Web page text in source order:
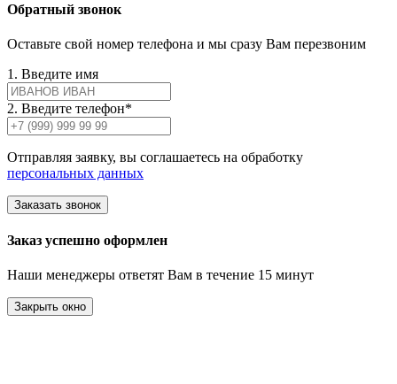
Обратный звонок
Оставьте свой номер телефона и мы сразу Вам перезвоним
1. Введите имя
2. Введите телефон*
Отправляя заявку, вы соглашаетесь на обработку
персональных данных
Заказать звонок
Заказ успешно оформлен
Наши менеджеры ответят Вам в течение 15 минут
Закрыть окно